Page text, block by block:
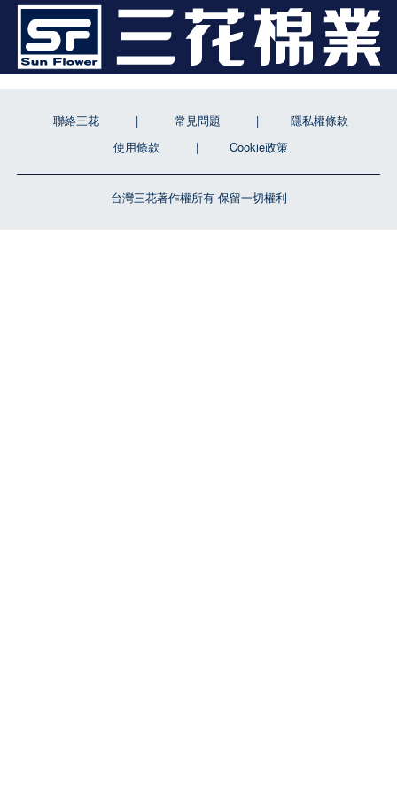
台灣三花著作權所有 保留一切權利
聯絡三花 常見問題
隱私權條款
使用條款
Cookie政策